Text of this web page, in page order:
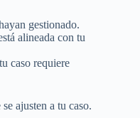
gestionado.
alineada con tu
caso requiere
ajusten a tu caso.